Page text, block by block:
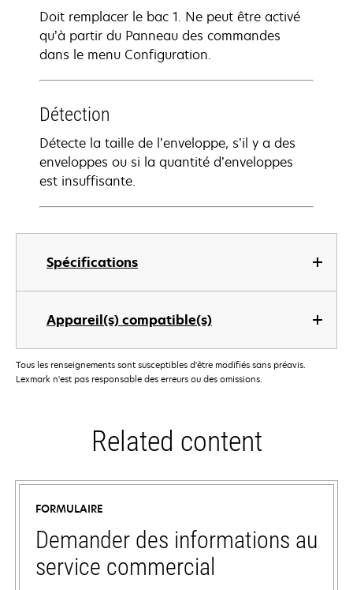
Spécifications
Appareil(s) compatible(s)
Doit remplacer le bac 1. Ne peut être activé
qu’à partir du Panneau des commandes
dans le menu Configuration.
Détection
Détecte la taille de l’enveloppe, s’il y a des
enveloppes ou si la quantité d’enveloppes
est insuffisante.
Tous les renseignements sont susceptibles d'être modifiés sans préavis.
Lexmark n'est pas responsable des erreurs ou des omissions.
Related content
FORMULAIRE
Demander des informations au
service commercial